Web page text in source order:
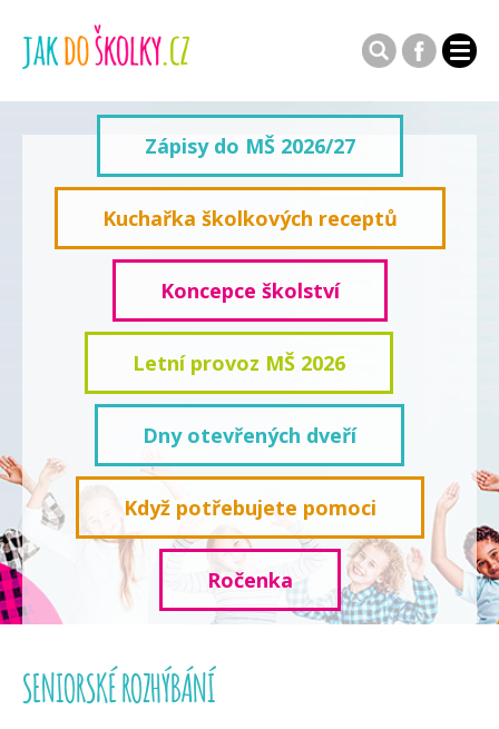
Zápisy do MŠ 2026/27
Kuchařka školkových receptů
Koncepce školství
Letní provoz MŠ 2026
Dny otevřených dveří
Když potřebujete pomoci
Ročenka
SENIORSKÉ ROZHÝBÁNÍ